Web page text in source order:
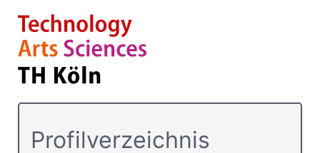
Profilverzeichnis